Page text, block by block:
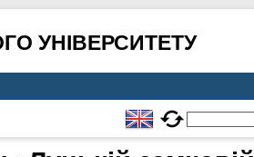
УНІВЕРСИТЕТУ